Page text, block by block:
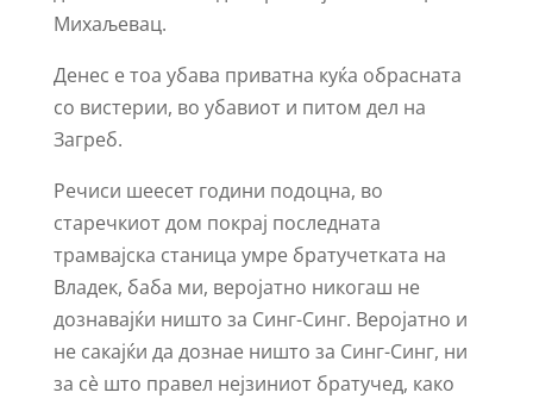
Михаљевац.
Денес е тоа убава приватна куќа обрасната
со вистерии, во убавиот и питом дел на
Загреб.
Речиси шеесет години подоцна, во
старечкиот дом покрај последната
трамвајска станица умре братучетката на
Владек, баба ми, веројатно никогаш не
дознавајќи ништо за Синг-Синг. Веројатно и
не сакајќи да дознае ништо за Синг-Синг, ни
за сѐ што правел нејзиниот братучед, како